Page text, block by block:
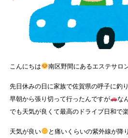
こんにちは 南区野間にあるエステサロ
先日休みの日に家族で佐賀県の呼子に釣
早朝から張り切って行ったんですが
な
でも天気が良くて最高のドライブ日和で
天気が良い
と痛いくらいの紫外線が降